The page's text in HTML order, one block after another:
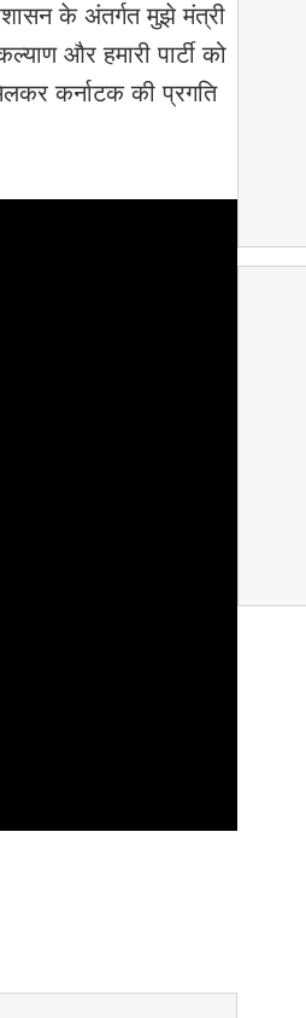
के अंतर्गत मुझे मंत्री
और हमारी पार्टी को
कर्नाटक की प्रगति